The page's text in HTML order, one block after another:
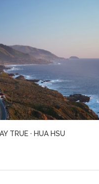
INTERPRETER · SUKI KIM